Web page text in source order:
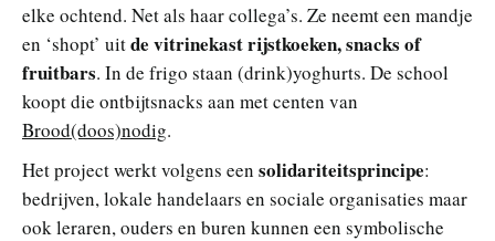
elke ochtend. Net als haar collega’s. Ze neemt een mandje
en ‘shopt’ uitde vitrinekast rijstkoeken, snacks of
fruitbars. In de frigo staan (drink)yoghurts. De school
koopt die ontbijtsnacks aan met centen van
Brood(doos)nodig.
Het project werkt volgens een solidariteitsprincipe:
bedrijven, lokale handelaars en sociale organisaties maar
ook leraren, ouders en buren kunnen een symbolische